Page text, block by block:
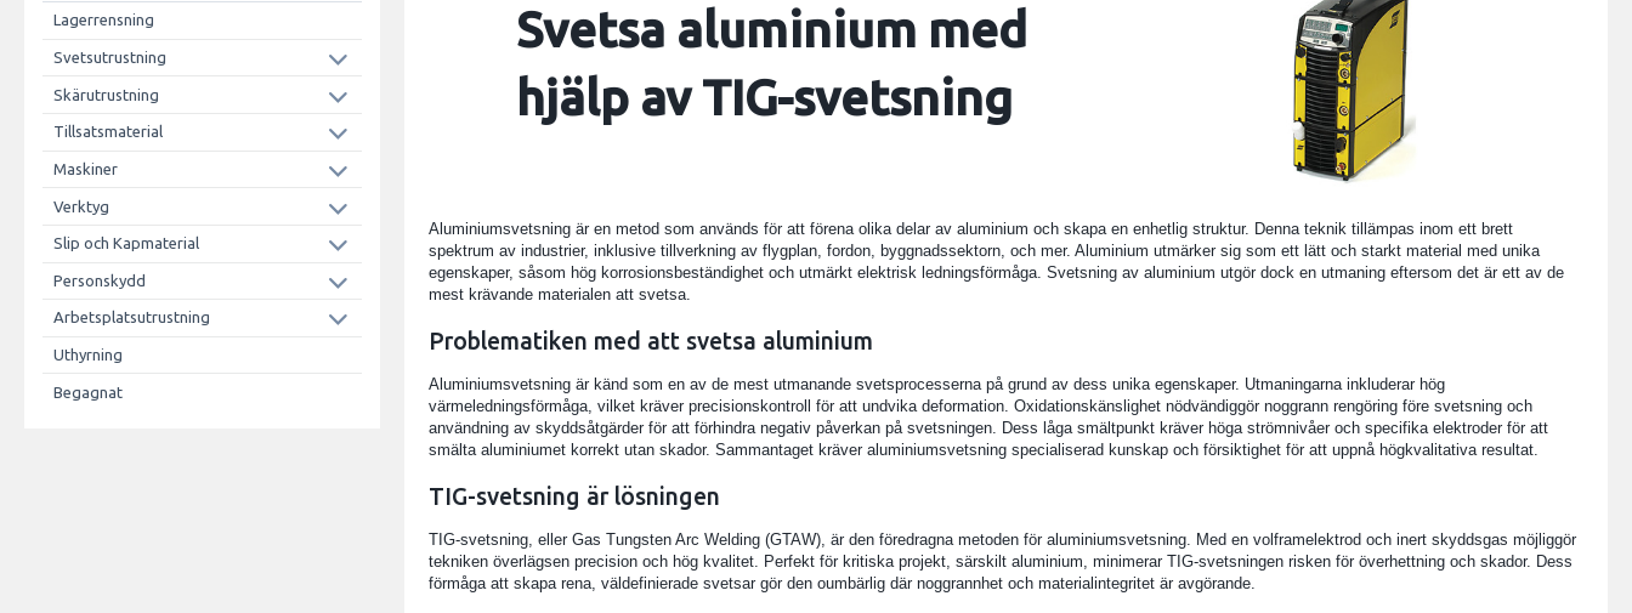
Lagerrensning
Svetsutrustning
Skärutrustning
Tillsatsmaterial
Maskiner
Verktyg
Slip och Kapmaterial
Personskydd
Arbetsplatsutrustning
Uthyrning
Begagnat
Svetsa aluminium med
hjälp av TIG-svetsning
Aluminiumsvetsning är en metod som används för att förena olika delar av aluminium och skapa en enhetlig struktur. Denna teknik tillämpas inom ett brett
spektrum av industrier, inklusive tillverkning av flygplan, fordon, byggnadssektorn, och mer. Aluminium utmärker sig som ett lätt och starkt material med unika
egenskaper, såsom hög korrosionsbeständighet och utmärkt elektrisk ledningsförmåga. Svetsning av aluminium utgör dock en utmaning eftersom det är ett av de
mest krävande materialen att svetsa.
Problematiken med att svetsa aluminium
Aluminiumsvetsning är känd som en av de mest utmanande svetsprocesserna på grund av dess unika egenskaper. Utmaningarna inkluderar hög
värmeledningsförmåga, vilket kräver precisionskontroll för att undvika deformation. Oxidationskänslighet nödvändiggör noggrann rengöring före svetsning och
användning av skyddsåtgärder för att förhindra negativ påverkan på svetsningen. Dess låga smältpunkt kräver höga strömnivåer och specifika elektroder för att
smälta aluminiumet korrekt utan skador. Sammantaget kräver aluminiumsvetsning specialiserad kunskap och försiktighet för att uppnå högkvalitativa resultat.
TIG-svetsning är lösningen
TIG-svetsning, eller Gas Tungsten Arc Welding (GTAW), är den föredragna metoden för aluminiumsvetsning. Med en volframelektrod och inert skyddsgas möjliggör
tekniken överlägsen precision och hög kvalitet. Perfekt för kritiska projekt, särskilt aluminium, minimerar TIG-svetsningen risken för överhettning och skador. Dess
förmåga att skapa rena, väldefinierade svetsar gör den oumbärlig där noggrannhet och materialintegritet är avgörande.